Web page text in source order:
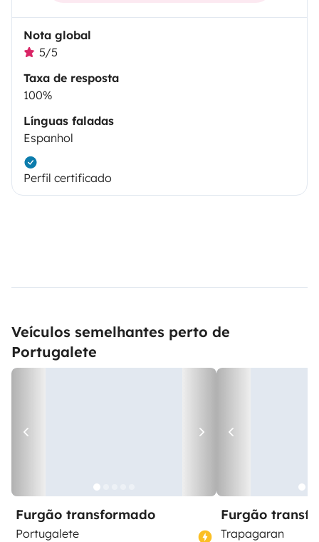
Nota global
5/5
Taxa de resposta
100%
Línguas faladas
Espanhol
Perfil certificado
Veículos semelhantes perto de
Portugalete
Furgão transformado
Portugalete
Furgão
Trapagaran